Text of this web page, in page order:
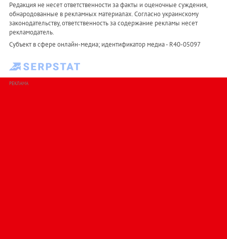
Редакция не несет ответственности за факты и оценочные суждения,
обнародованные в рекламных материалах. Согласно украинскому
законодательству, ответственность за содержание рекламы несет
рекламодатель.
Субъект в сфере онлайн-медиа; идентификатор медиа - R40-05097
РЕКЛАМА